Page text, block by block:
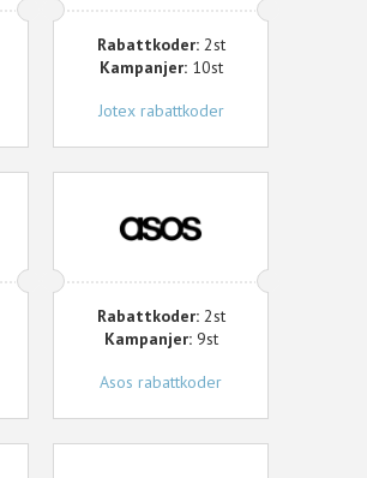
Rabattkoder:2st
Kampanjer:10st
Jotex rabattkoder
Rabattkoder:2st
Kampanjer:9st
Asos rabattkoder